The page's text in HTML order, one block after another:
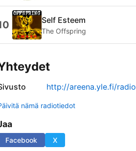
Self Esteem
The Offspring
http://areena.yle.fi/radio
nämä radiotiedot
Facebook X